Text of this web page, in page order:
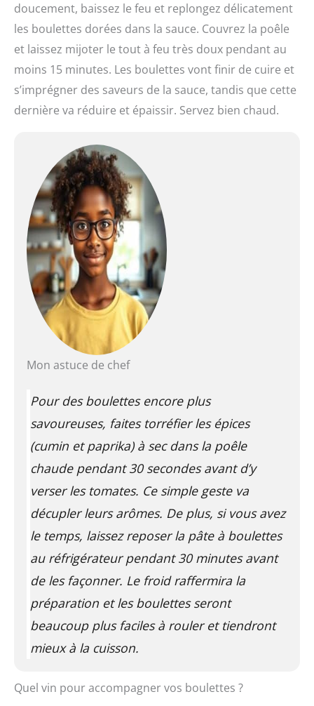
doucement, baissez le feu et replongez délicatement
les boulettes dorées dans la sauce. Couvrez la poêle
et laissez mijoter le tout à feu très doux pendant au
moins 15 minutes. Les boulettes vont finir de cuire et
s’imprégner des saveurs de la sauce, tandis que cette
dernière va réduire et épaissir. Servez bien chaud.
Mon astuce de chef
Pour des boulettes encore plus
savoureuses, faites torréfier les épices
(cumin et paprika) à sec dans la poêle
chaude pendant 30 secondes avant d’y
verser les tomates. Ce simple geste va
décupler leurs arômes. De plus, si vous avez
le temps, laissez reposer la pâte à boulettes
au réfrigérateur pendant 30 minutes avant
de les façonner. Le froid raffermira la
préparation et les boulettes seront
beaucoup plus faciles à rouler et tiendront
mieux à la cuisson.
Quel vin pour accompagner vos boulettes ?